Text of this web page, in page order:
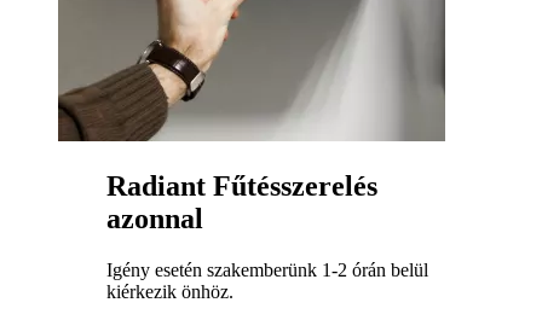
Radiant Fűtésszerelés
azonnal
Igény esetén szakemberünk 1-2 órán belül
kiérkezik önhöz.